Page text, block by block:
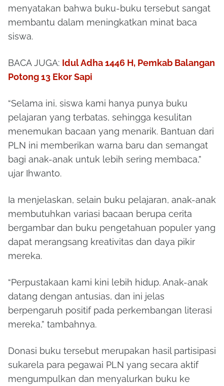
menyatakan bahwa buku-buku tersebut sangat
membantu dalam meningkatkan minat baca
siswa.
BACA JUGA: Idul Adha 1446 H, Pemkab Balangan
Potong 13 Ekor Sapi
“Selama ini, siswa kami hanya punya buku
pelajaran yang terbatas, sehingga kesulitan
menemukan bacaan yang menarik. Bantuan dari
PLN ini memberikan warna baru dan semangat
bagi anak-anak untuk lebih sering membaca,”
ujar Ihwanto.
Ia menjelaskan, selain buku pelajaran, anak-anak
membutuhkan variasi bacaan berupa cerita
bergambar dan buku pengetahuan populer yang
dapat merangsang kreativitas dan daya pikir
mereka.
“Perpustakaan kami kini lebih hidup. Anak-anak
datang dengan antusias, dan ini jelas
berpengaruh positif pada perkembangan literasi
mereka,” tambahnya.
Donasi buku tersebut merupakan hasil partisipasi
sukarela para pegawai PLN yang secara aktif
mengumpulkan dan menyalurkan buku ke